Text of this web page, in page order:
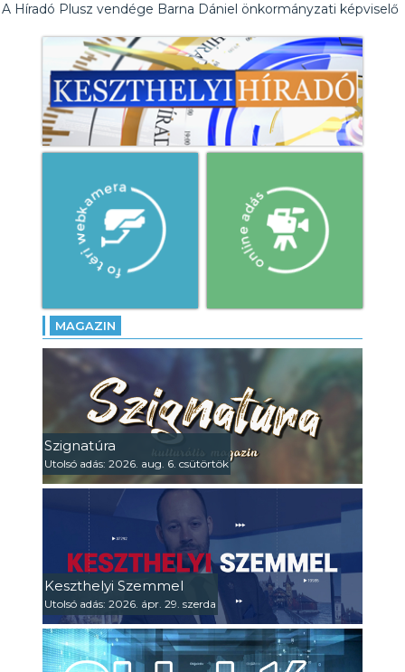
A Híradó Plusz vendége Barna Dániel önkormányzati képviselő
MAGAZIN
Szignatúra
Utolsó adás: 2026. aug. 6. csütörtök
Keszthelyi Szemmel
Utolsó adás: 2026. ápr. 29. szerda